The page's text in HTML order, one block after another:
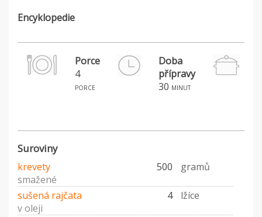
Encyklopedie
Porce
4
porce
Doba
přípravy
30 minut
Suroviny
krevety 500
gramů
smažené
sušená rajčata
4
lžíce
v oleji